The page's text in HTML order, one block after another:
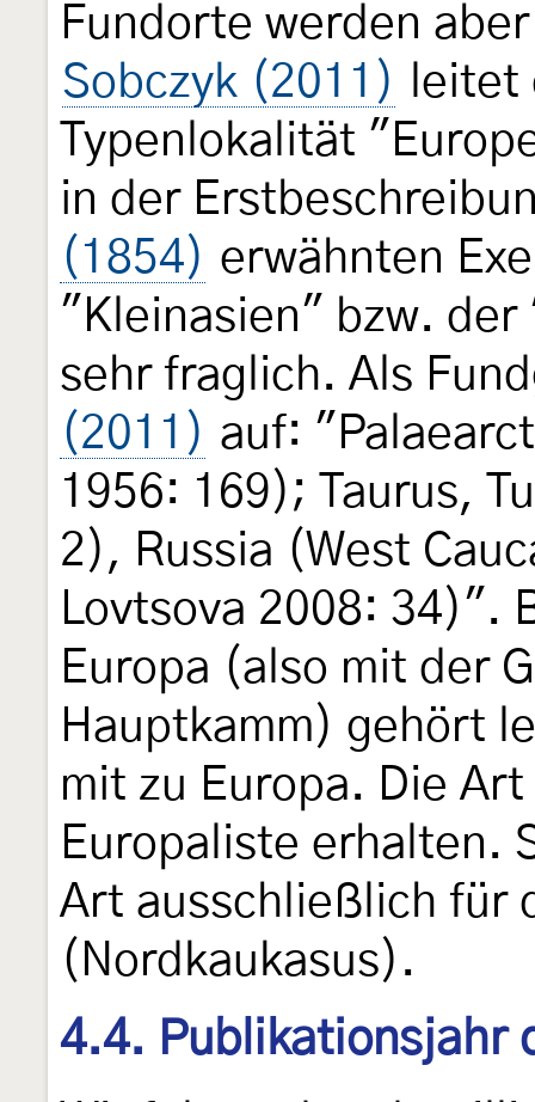
Fundorte werden
Sobczyk (2011)
leitet
Typenlokalität
in der
(1854) erwähnten
"Kleinasien" bzw. der
sehr fraglich. Als
(2011) auf:
1956: 169); Taurus,
2), Russia (West
Lovtsova 2008: 34)".
Europa (also mit der
Hauptkamm) gehört
mit zu Europa. Die
Europaliste erhalten.
Art ausschließlich für
(Nordkaukasus).
4.4. Publikationsjahr